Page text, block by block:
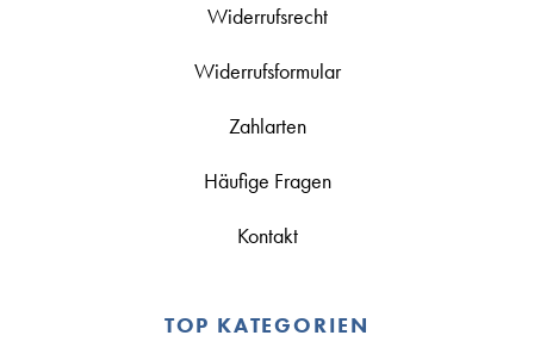
Widerrufsrecht
Widerrufsformular
Zahlarten
Häufige Fragen
Kontakt
TOP KATEGORIEN